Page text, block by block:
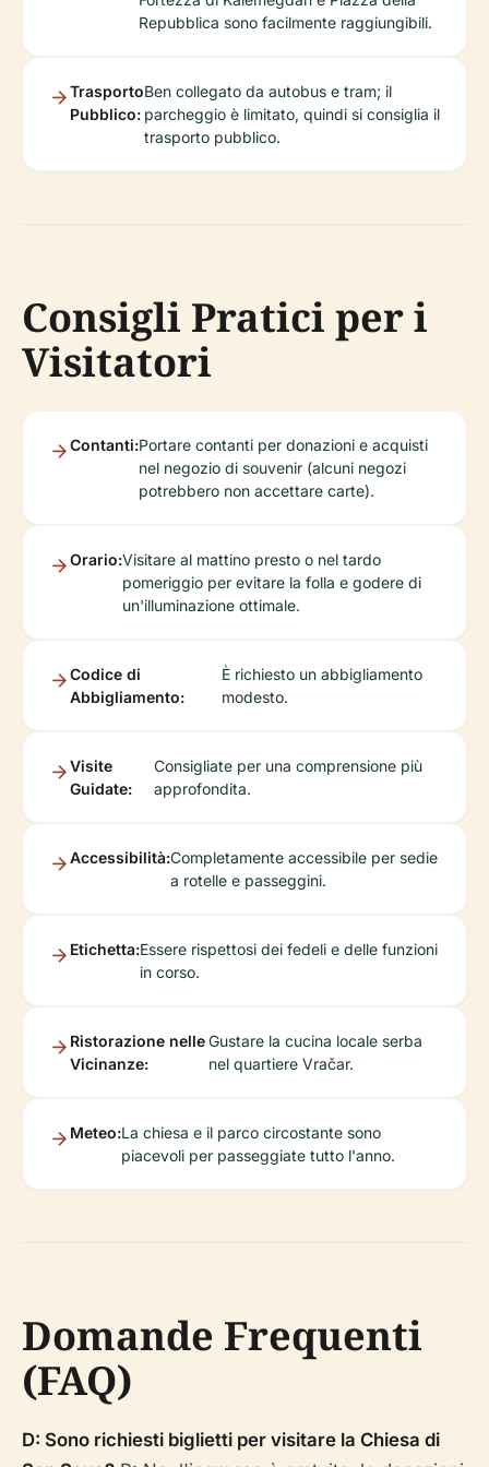
Repubblica sono facilmente raggiungibili.
Trasporto
Pubblico:
Ben collegato da autobus e tram; il
parcheggio è limitato, quindi si consiglia il
trasporto pubblico.
Consigli Pratici per i
Visitatori
Contanti:Portare contanti per donazioni e acquisti
nel negozio di souvenir (alcuni negozi
potrebbero non accettare carte).
Orario:Visitare al mattino presto o nel tardo
pomeriggio per evitare la folla e godere di
un'illuminazione ottimale.
Codice di
Abbigliamento:
È richiesto un abbigliamento
modesto.
Visite
Guidate:
Consigliate per una comprensione più
approfondita.
Accessibilità:Completamente accessibile per sedie
a rotelle e passeggini.
Etichetta:Essere rispettosi dei fedeli e delle funzioni
in corso.
Ristorazione nelle
Vicinanze:
Gustare la cucina locale serba
nel quartiere Vračar.
Meteo:La chiesa e il parco circostante sono
piacevoli per passeggiate tutto l'anno.
Domande Frequenti
(FAQ)
D: Sono richiesti biglietti per visitare la Chiesa di